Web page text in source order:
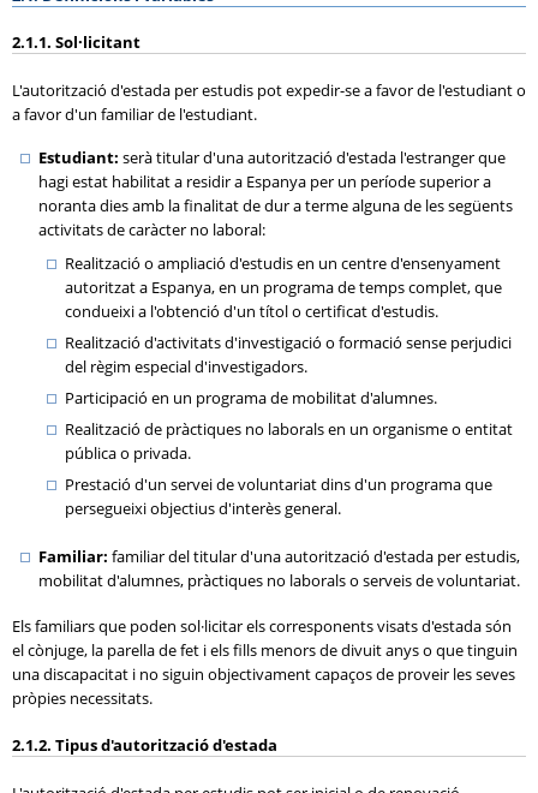
2.1.1. Sol·licitant
L'autorització d'estada per estudis pot expedir-se a favor de l'estudiant o
a favor d'un familiar de l'estudiant.
Estudiant: serà titular d'una autorització d'estada l'estranger que
hagi estat habilitat a residir a Espanya per un període superior a
noranta dies amb la finalitat de dur a terme alguna de les següents
activitats de caràcter no laboral:
Realització o ampliació d'estudis en un centre d'ensenyament
autoritzat a Espanya, en un programa de temps complet, que
condueixi a l'obtenció d'un títol o certificat d'estudis.
Realització d'activitats d'investigació o formació sense perjudici
del règim especial d'investigadors.
Participació en un programa de mobilitat d'alumnes.
Realització de pràctiques no laborals en un organisme o entitat
pública o privada.
Prestació d'un servei de voluntariat dins d'un programa que
persegueixi objectius d'interès general.
Familiar: familiar del titular d'una autorització d'estada per estudis,
mobilitat d'alumnes, pràctiques no laborals o serveis de voluntariat.
Els familiars que poden sol·licitar els corresponents visats d'estada són
el cònjuge, la parella de fet i els fills menors de divuit anys o que tinguin
una discapacitat i no siguin objectivament capaços de proveir les seves
pròpies necessitats.
2.1.2. Tipus d'autorització d'estada